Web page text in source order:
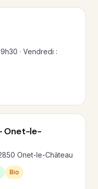
· Vendredi :
Onet-le-
Onet-le-Château
Bio